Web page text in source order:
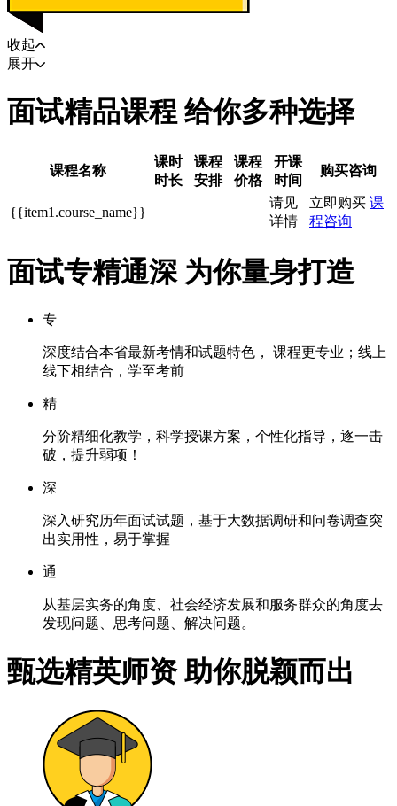
收起
展开
面试精品课程 给你多种选择
课程名称
课时
时长
课程
安排
课程
价格
开课
时间
购买咨询
{{item1.course_name}}
请见
详情
立即购买 课
程咨询
面试专精通深 为你量身打造
专
深度结合本省最新考情和试题特色， 课程更专业；线上
线下相结合，学至考前
精
分阶精细化教学，科学授课方案，个性化指导，逐一击
破，提升弱项！
深
深入研究历年面试试题，基于大数据调研和问卷调查突
出实用性，易于掌握
通
从基层实务的角度、社会经济发展和服务群众的角度去
发现问题、思考问题、解决问题。
甄选精英师资 助你脱颖而出